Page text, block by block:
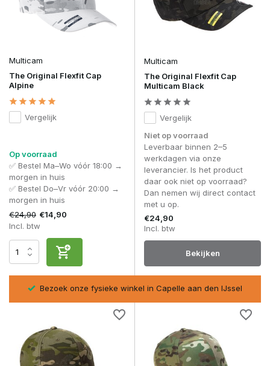
Multicam
The Original Flexfit Cap
Alpine
Vergelijk
Op voorraad
✅ Bestel Ma–Wo vóór 18:00 →
morgen in huis
✅ Bestel Do–Vr vóór 20:00 →
morgen in huis
€24,90 €14,90
Incl. btw
Multicam
The Original Flexfit Cap
Multicam Black
Vergelijk
Niet op voorraad
Leverbaar binnen 2–5
werkdagen via onze
leverancier. Is het product
daar ook niet op voorraad?
Dan nemen wij direct contact
met u op.
€24,90
Incl. btw
Bekijken
Bezoek onze fysieke winkel in Capelle aan den IJssel